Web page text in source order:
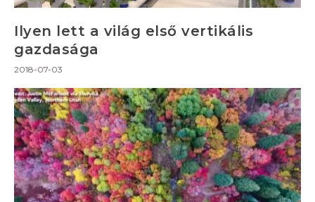
Ilyen lett a világ első vertikális
gazdasága
2018-07-03